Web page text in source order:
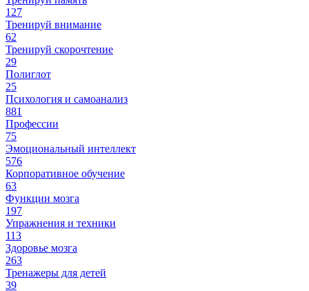
127
Тренируй внимание
62
Тренируй скорочтение
29
Полиглот
25
Психология и самоанализ
881
Профессии
75
Эмоциональный интеллект
576
Корпоративное обучение
63
Функции мозга
197
Упражнения и техники
113
Здоровье мозга
263
Тренажеры для детей
39